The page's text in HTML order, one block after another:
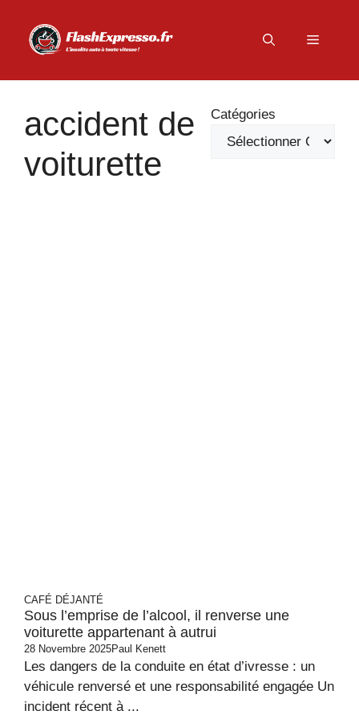
contenu
Menu
accident de
voiturette
Catégories
CAFÉ DÉJANTÉ
Sous l’emprise de l’alcool, il renverse une
voiturette appartenant à autrui
28 Novembre 2025Paul Kenett
Les dangers de la conduite en état d’ivresse : un
véhicule renversé et une responsabilité engagée Un
incident récent à ...